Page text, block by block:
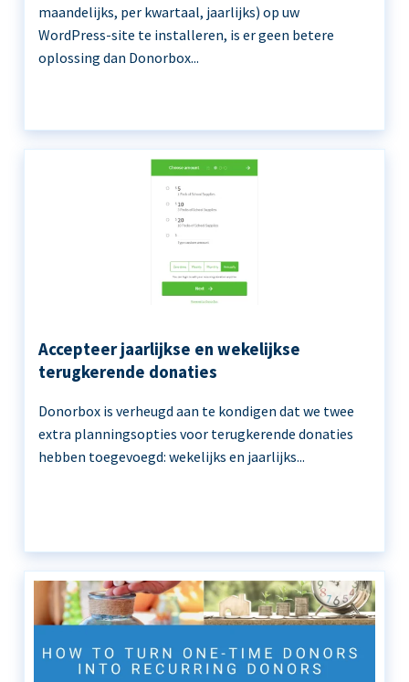
maandelijks, per kwartaal, jaarlijks) op uw
WordPress-site te installeren, is er geen betere
oplossing dan Donorbox...
Accepteer jaarlijkse en wekelijkse
terugkerende donaties
Donorbox is verheugd aan te kondigen dat we twee
extra planningsopties voor terugkerende donaties
hebben toegevoegd: wekelijks en jaarlijks...